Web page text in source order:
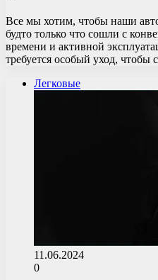
Все мы хотим, чтобы наши
будто только что сошли с
времени и активной
требуется особый уход, чтобы
Легковые
11.06.2024
0